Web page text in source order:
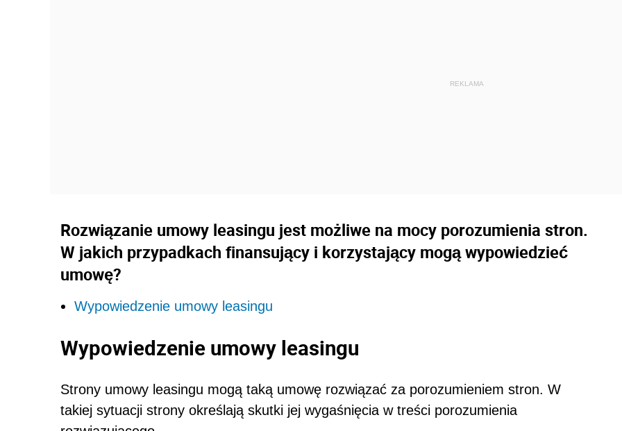
Rozwiązanie umowy leasingu jest możliwe na mocy porozumienia stron.
W jakich przypadkach finansujący i korzystający mogą wypowiedzieć
umowę?
Wypowiedzenie umowy leasingu
Wypowiedzenie umowy leasingu
Strony umowy leasingu mogą taką umowę rozwiązać za porozumieniem stron. W
takiej sytuacji strony określają skutki jej wygaśnięcia w treści porozumienia